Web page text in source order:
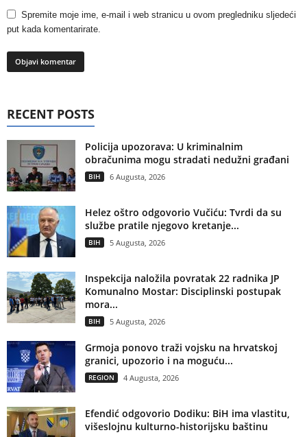
Spremite moje ime, e-mail i web stranicu u ovom pregledniku sljedeći
put kada komentarirate.
RECENT POSTS
Policija upozorava: U kriminalnim
obračunima mogu stradati nedužni građani
BIH 6 Augusta, 2026
Helez oštro odgovorio Vučiću: Tvrdi da su
službe pratile njegovo kretanje...
BIH 5 Augusta, 2026
Inspekcija naložila povratak 22 radnika JP
Komunalno Mostar: Disciplinski postupak
mora...
BIH 5 Augusta, 2026
Grmoja ponovo traži vojsku na hrvatskoj
granici, upozorio i na moguću...
REGION 4 Augusta, 2026
Efendić odgovorio Dodiku: BiH ima vlastitu,
višeslojnu kulturno-historijsku baštinu